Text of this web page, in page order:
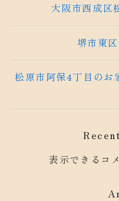
大阪市西成区
堺市東
松原市阿保4丁目の
表示できるコ